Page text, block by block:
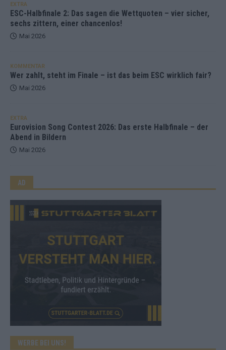
EXTRA
ESC-Halbfinale 2: Das sagen die Wettquoten – vier sicher,
sechs zittern, einer chancenlos!
Mai 2026
KOMMENTAR
Wer zahlt, steht im Finale – ist das beim ESC wirklich fair?
Mai 2026
EXTRA
Eurovision Song Contest 2026: Das erste Halbfinale – der
Abend in Bildern
Mai 2026
AD
WERBE BEI UNS!